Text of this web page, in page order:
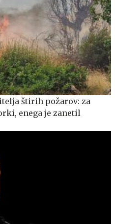
štirih požarov: za
enega je zanetil